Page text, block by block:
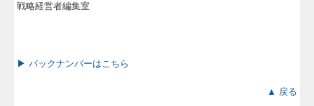
戦略経営者編集室
▶ バックナンバーはこちら
▲ 戻る